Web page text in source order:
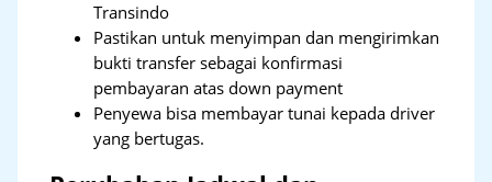
Transindo
Pastikan untuk menyimpan dan mengirimkan
bukti transfer sebagai konfirmasi
pembayaran atas down payment
Penyewa bisa membayar tunai kepada driver
yang bertugas.